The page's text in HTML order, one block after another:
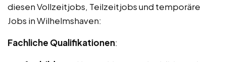
diesen Vollzeitjobs, Teilzeitjobs und temporäre
Jobs in Wilhelmshaven:
Fachliche Qualifikationen: